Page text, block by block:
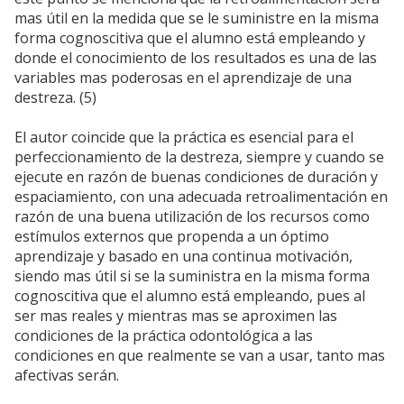
mas útil en la medida que se le suministre en la misma
forma cognoscitiva que el alumno está empleando y
donde el conocimiento de los resultados es una de las
variables mas poderosas en el aprendizaje de una
destreza. (5)
El autor coincide que la práctica es esencial para el
perfeccionamiento de la destreza, siempre y cuando se
ejecute en razón de buenas condiciones de duración y
espaciamiento, con una adecuada retroalimentación en
razón de una buena utilización de los recursos como
estímulos externos que propenda a un óptimo
aprendizaje y basado en una continua motivación,
siendo mas útil si se la suministra en la misma forma
cognoscitiva que el alumno está empleando, pues al
ser mas reales y mientras mas se aproximen las
condiciones de la práctica odontológica a las
condiciones en que realmente se van a usar, tanto mas
afectivas serán.